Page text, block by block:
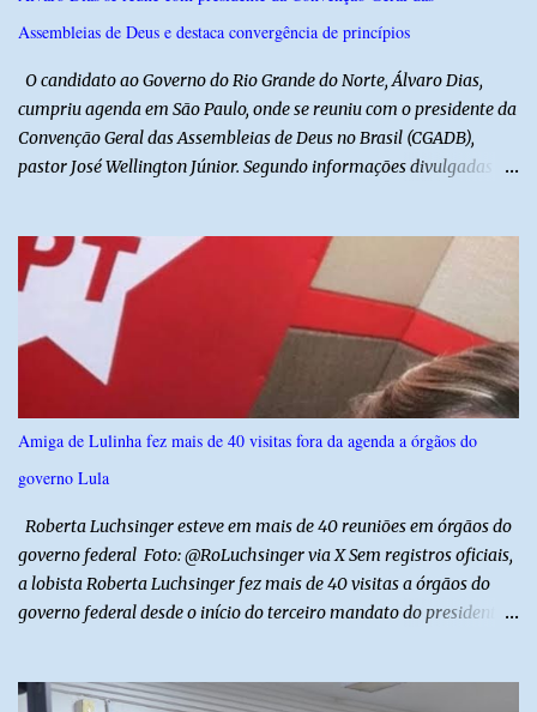
na região na tentativa de localizar o veículo e identificar os
autores do assalto. Qualquer informação que possa ajudar na
localização da caminhonete ou na identificação dos suspeitos pode
Assembleias de Deus e destaca convergência de princípios
O candidato ao Governo do Rio Grande do Norte, Álvaro Dias,
cumpriu agenda em São Paulo, onde se reuniu com o presidente da
Convenção Geral das Assembleias de Deus no Brasil (CGADB),
pastor José Wellington Júnior. Segundo informações divulgadas
político nacional e estadual. De acordo com a campanha de Álvaro
Dias, o pastor José Wellington Júnior manifestou apoio à
candidatura e ressaltou a importância da participação dos cristãos
no processo democrático, defendendo a valorização de princípios
como a defesa da família, o combate à corrupção, o
enfrentamento às drogas e a proteção da vida. Ainda segundo a
campanha, o líder religioso afirmou que levará sua orientação às
lideranças da Assembleia de Deus no Rio Grande do Norte. A
Assembleia de Deus possui uma das maiores estruturas religiosas
Amiga de Lulinha fez mais de 40 visitas fora da agenda a órgãos do
governo Lula
Roberta Luchsinger esteve em mais de 40 reuniões em órgãos do
governo federal Foto: @RoLuchsinger via X Sem registros oficiais,
a lobista Roberta Luchsinger fez mais de 40 visitas a órgãos do
governo federal desde o início do terceiro mandato do presidente
públicos que participam dos encontros. Em duas oportunidades, a